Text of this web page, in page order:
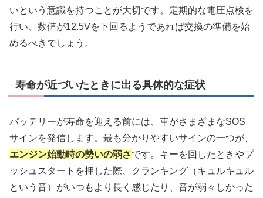
いという意識を持つことが大切です。定期的な電圧点検を
行い、数値が12.5Vを下回るようであれば交換の準備を始
めるべきでしょう。
寿命が近づいたときに出る具体的な症状
バッテリーが寿命を迎える前には、車がさまざまなSOS
サインを発信します。最も分かりやすいサインの一つが、
エンジン始動時の勢いの弱さです。キーを回したときやプ
ッシュスタートを押した際、クランキング（キュルキュル
という音）がいつもより長く感じたり、音が弱々しかった